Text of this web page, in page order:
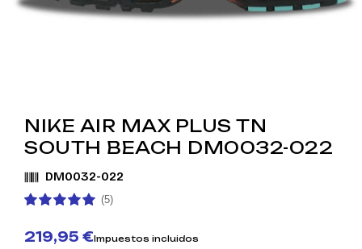
NIKE AIR MAX PLUS TN
SOUTH BEACH DM0032-022
DM0032-022
(5)
219,95 €Impuestos incluidos